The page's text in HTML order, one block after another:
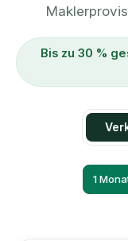
Bis zu 30 %
1